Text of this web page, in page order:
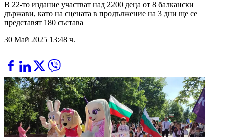
В 22-то издание участват над 2200 деца от 8 балкански
държави, като на сцената в продължение на 3 дни ще се
представят 180 състава
30 Май 2025 13:48 ч.